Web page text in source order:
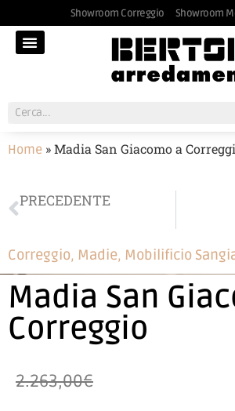
Showroom Correggio Showroom
Home »Madia San Giacomo a
PRECEDENTE
Correggio, Madie, Mobilificio
Madia San
Correggio
2.263,00€